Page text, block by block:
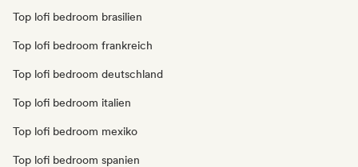
Top lofi bedroom brasilien
Top lofi bedroom frankreich
Top lofi bedroom deutschland
Top lofi bedroom italien
Top lofi bedroom mexiko
Top lofi bedroom spanien